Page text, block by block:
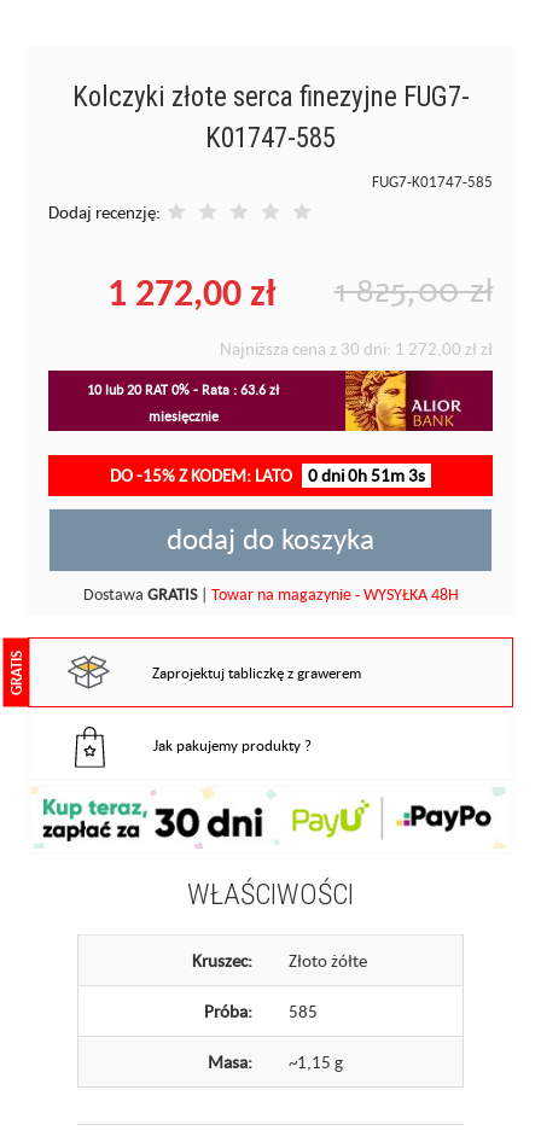
Kolczyki złote serca finezyjne FUG7-
K01747-585
FUG7-K01747-585
Dodaj recenzję:
1 825,00 zł
1 272,00 zł
Najniższa cena z 30 dni: 1 272,00 zł zł
10 lub 20 RAT 0% - Rata : 63.6 zł
miesięcznie
DO -15% Z KODEM: LATO 0 dni 0h 51m 2s
dodaj do koszyka
Dostawa GRATIS| Towar na magazynie - WYSYŁKA 48H
GRATIS Zaprojektuj tabliczkę z grawerem
Jak pakujemy produkty ?
WŁAŚCIWOŚCI
Kruszec: Złoto żółte
Próba: 585
Masa: ~1,15 g